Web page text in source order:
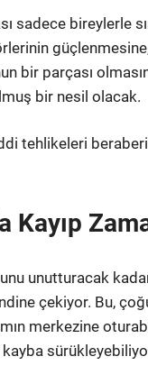
sadece bireylerle
bir parçası
bir nesil olacak.
tehlikeleri
Kayıp
unutturacak
çekiyor. Bu,
merkezine